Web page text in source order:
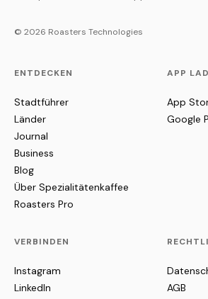
© 2026 Roasters Technologies
ENTDECKEN
Stadtführer
Länder
Journal
Business
Blog
Über Spezialitätenkaffee
Roasters Pro
APP
App
Google
VERBINDEN
Instagram
LinkedIn
AGB